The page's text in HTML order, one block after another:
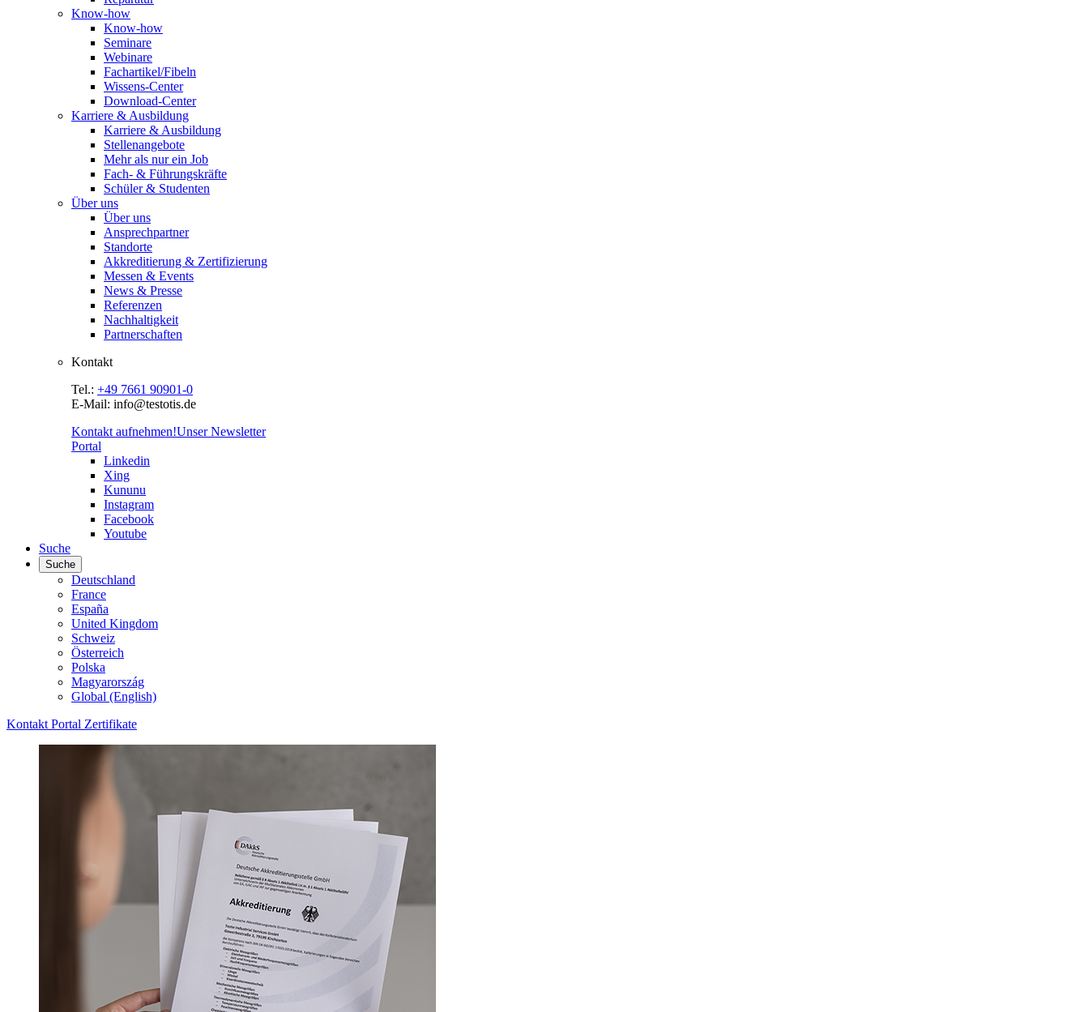
Know-how
Know-how
Seminare
Webinare
Fachartikel/Fibeln
Wissens-Center
Download-Center
Karriere & Ausbildung
Karriere & Ausbildung
Stellenangebote
Mehr als nur ein Job
Fach- & Führungskräfte
Schüler & Studenten
Über uns
Über uns
Ansprechpartner
Standorte
Akkreditierung & Zertifizierung
Messen & Events
News & Presse
Referenzen
Nachhaltigkeit
Partnerschaften
Kontakt
Tel.: +49 7661 90901-0
E-Mail: info@testotis.de
Kontakt aufnehmen!Unser Newsletter
Portal
Linkedin
Xing
Kununu
Instagram
Facebook
Youtube
Suche
Suche
Deutschland
France
España
United Kingdom
Schweiz
Österreich
Polska
Magyarország
Global (English)
Kontakt Portal Zertifikate